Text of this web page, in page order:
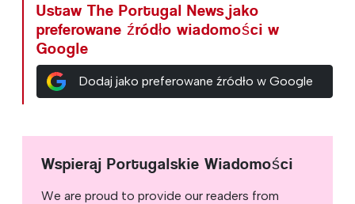
Ustaw The Portugal News jako
preferowane źródło wiadomości w
Google
Dodaj jako preferowane źródło w Google
Wspieraj Portugalskie Wiadomości
We are proud to provide our readers from